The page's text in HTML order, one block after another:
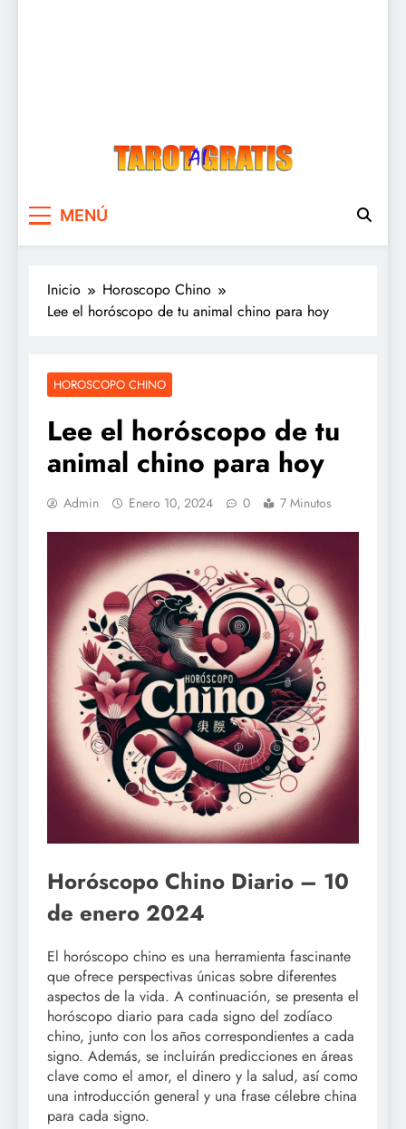
MENÚ
Inicio
Horoscopo Chino
Lee el horóscopo de tu animal chino para hoy
HOROSCOPO CHINO
Lee el horóscopo de tu
animal chino para hoy
Admin Enero 10, 2024 0 7 Minutos
Horóscopo Chino Diario – 10
de enero 2024
El horóscopo chino es una herramienta fascinante
que ofrece perspectivas únicas sobre diferentes
aspectos de la vida. A continuación, se presenta el
horóscopo diario para cada signo del zodíaco
chino, junto con los años correspondientes a cada
signo. Además, se incluirán predicciones en áreas
clave como el amor, el dinero y la salud, así como
una introducción general y una frase célebre china
para cada signo.